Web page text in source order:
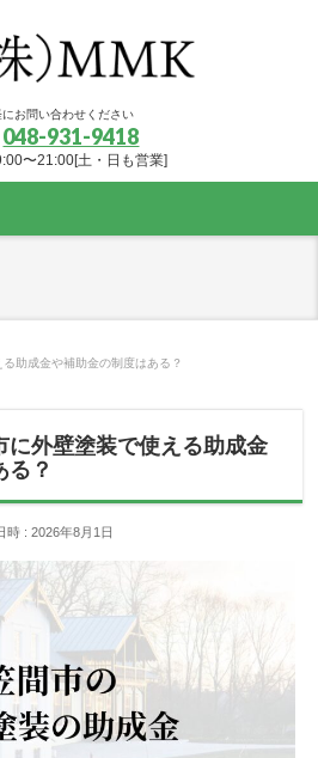
にお問い合わせください
048-931-9418
〜21:00[土・日も営業]
助成金や補助金の制度はある？
に外壁塗装で使える助成金
る？
時 : 2026年8月1日